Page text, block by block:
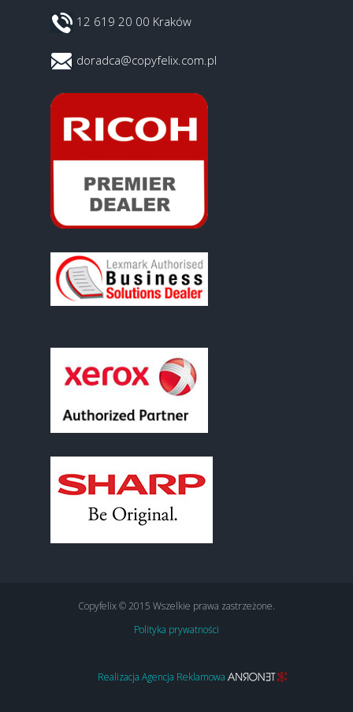
12 619 20 00 Kraków
doradca@copyfelix.com.pl
Copyfelix © 2015 Wszelkie prawa zastrzeżone.
Polityka prywatności
Realizacja Agencja Reklamowa